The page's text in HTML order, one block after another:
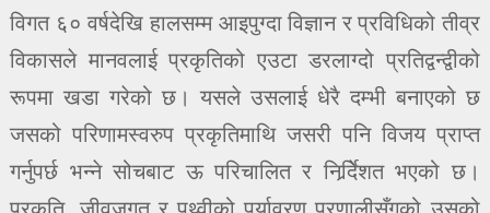
विगत ६० वर्षदेखि हालसम्म आइपुग्दा विज्ञान र प्रविधिको तीव्र
विकासले मानवलाई प्रकृतिको एउटा डरलाग्दो प्रतिद्वन्द्वीको
रूपमा खडा गरेको छ। यसले उसलाई धेरै दम्भी बनाएको छ
जसको परिणामस्वरुप प्रकृतिमाथि जसरी पनि विजय प्राप्त
गर्नुपर्छ भन्ने सोचबाट ऊ परिचालित र निर्र्देिशत भएको छ।